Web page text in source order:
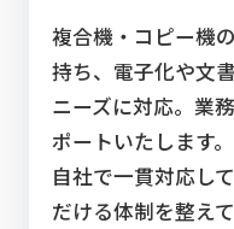
複合機・コピー機
持ち、電子化や文
ニーズに対応。業
ポートいたします
自社で一貫対応し
だける体制を整えて